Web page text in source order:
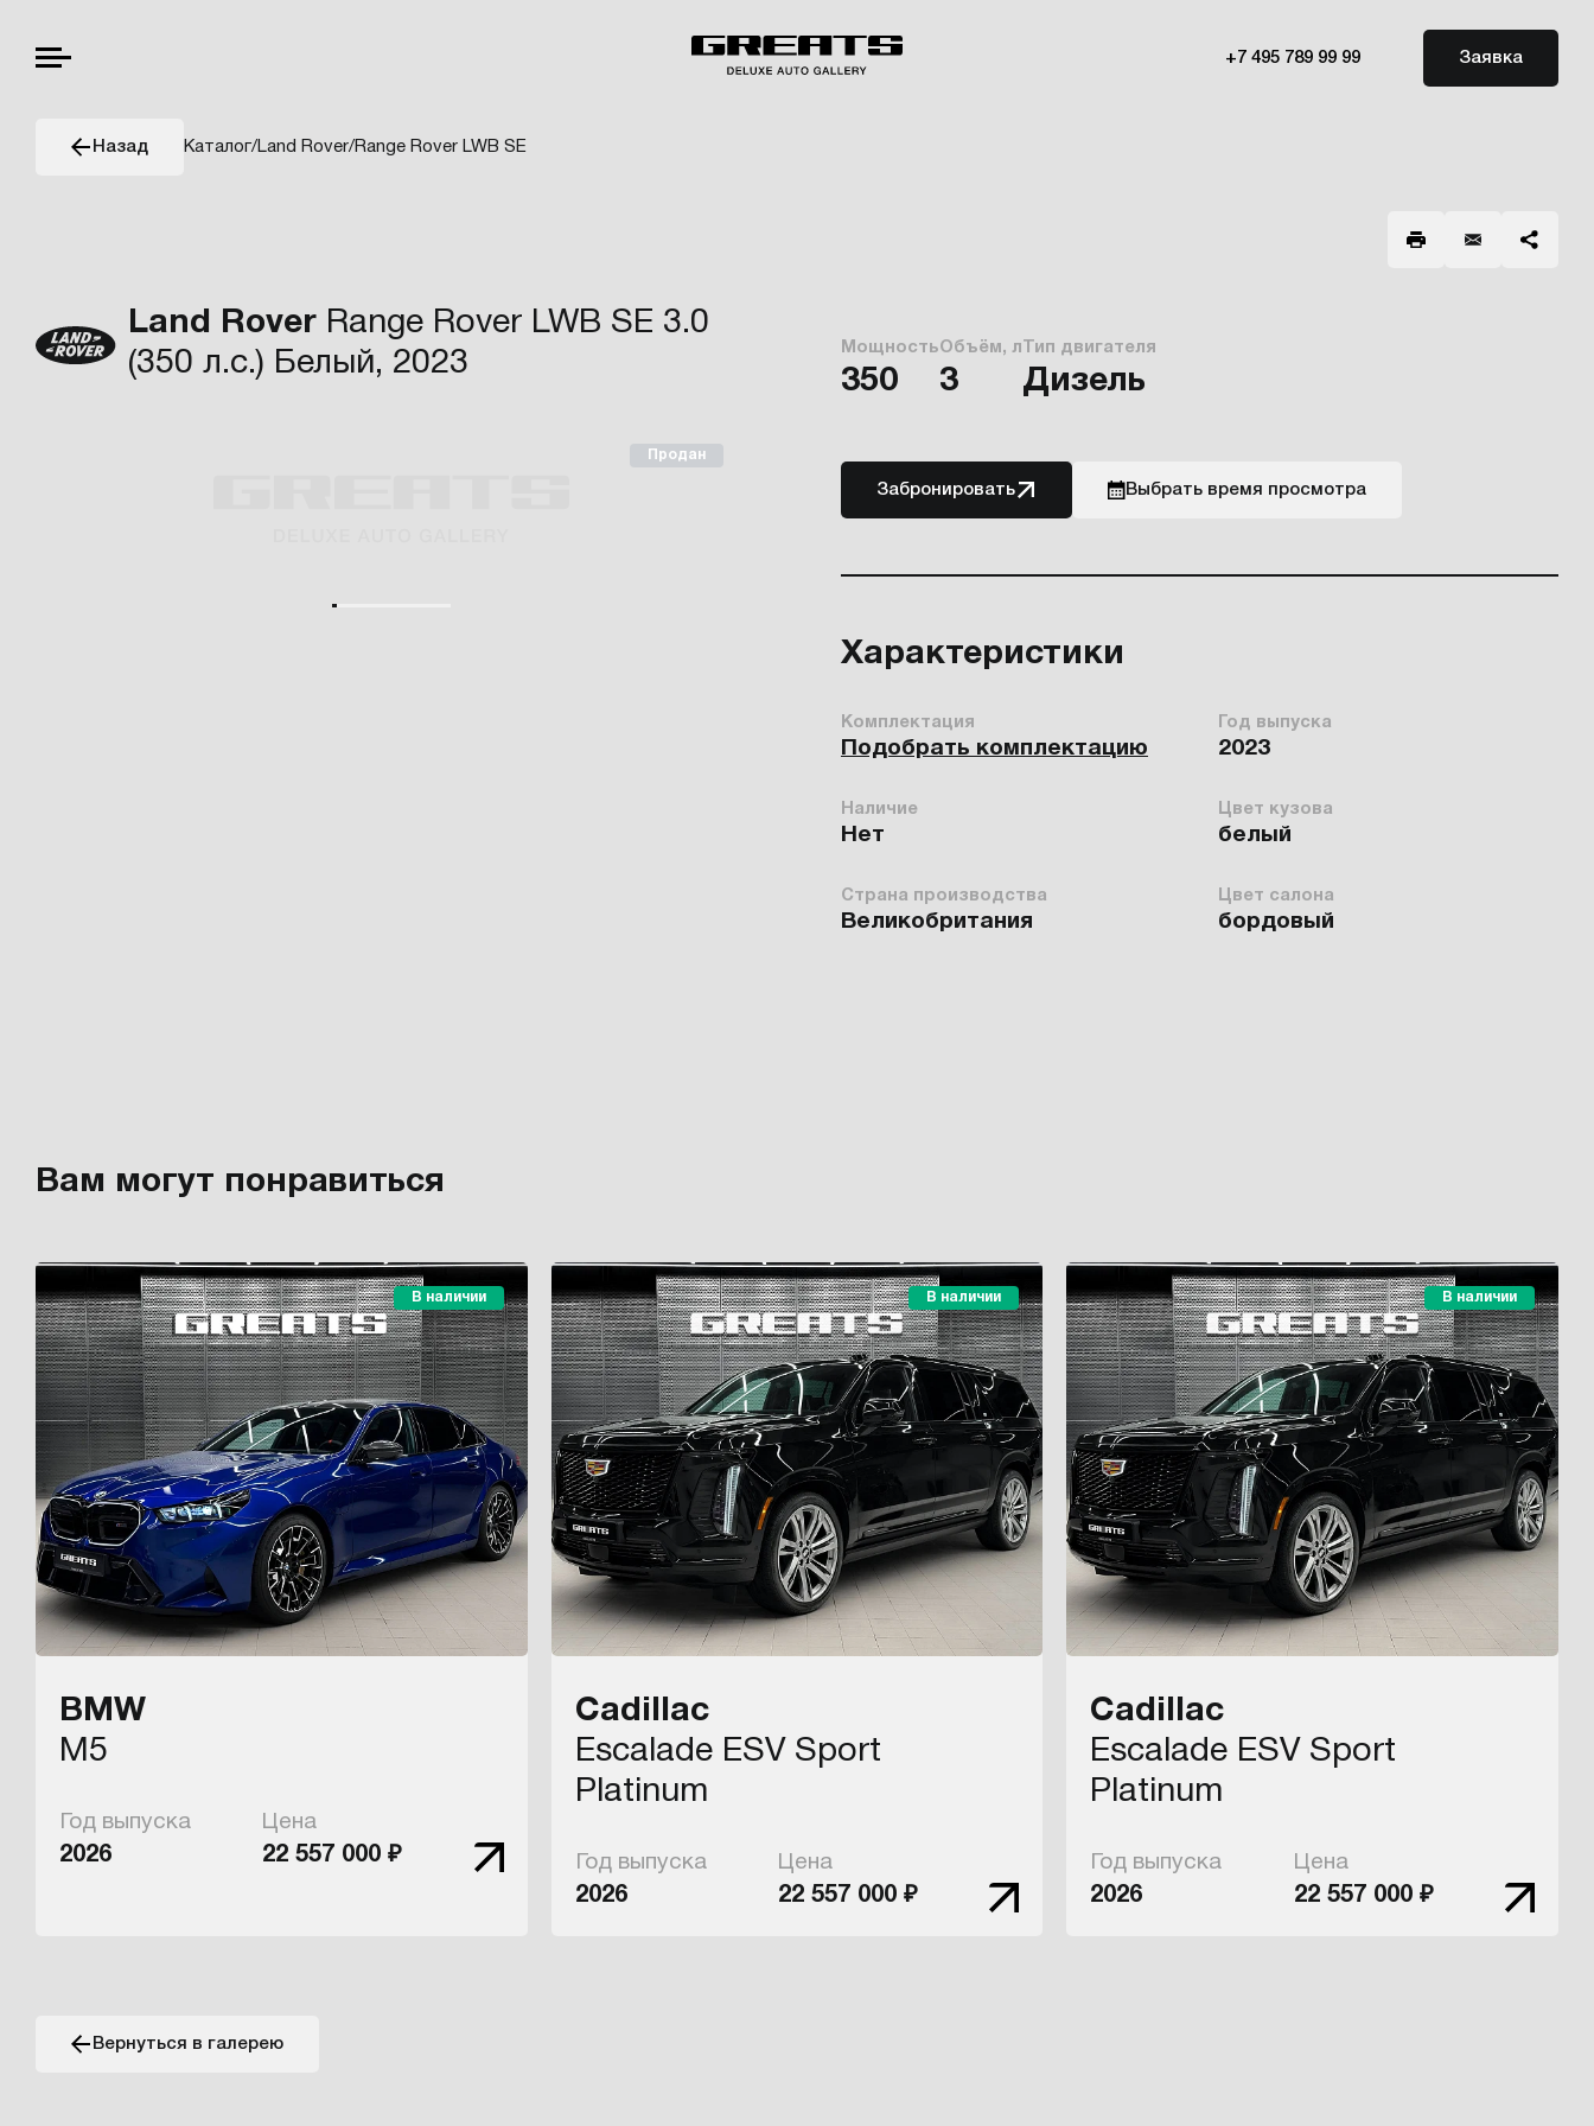
+7 495 789 99 99 Заявка
Назад Каталог/Land Rover/Range Rover LWB SE
Land Rover Range Rover LWB SE 3.0
(350 л.с.) Белый, 2023
Продан
Мощность
350
Объём, л
3
Тип двигателя
Дизель
Забронировать Выбрать время просмотра
Характеристики
Комплектация
Подобрать комплектацию
Год выпуска
2023
Наличие
Нет
Цвет кузова
белый
Страна производства
Великобритания
Цвет салона
бордовый
Вам могут понравиться
В наличии
BMW
M5
Год выпуска
2026
Цена
22 557 000 ₽
В наличии
Cadillac
Escalade ESV Sport
Platinum
Год выпуска
2026
Цена
22 557 000 ₽
В наличии
Cadillac
Escalade ESV Sport
Platinum
Год выпуска
2026
Цена
22 557 000 ₽
Вернуться в галерею